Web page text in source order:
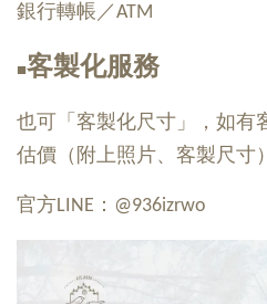
銀行轉帳／ATM
■客製化服務
也可「客製化尺寸」，如有
估價（附上照片、客製尺寸）
官方LINE：@936izrwo